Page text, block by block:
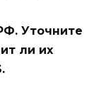
Уточните
ли их